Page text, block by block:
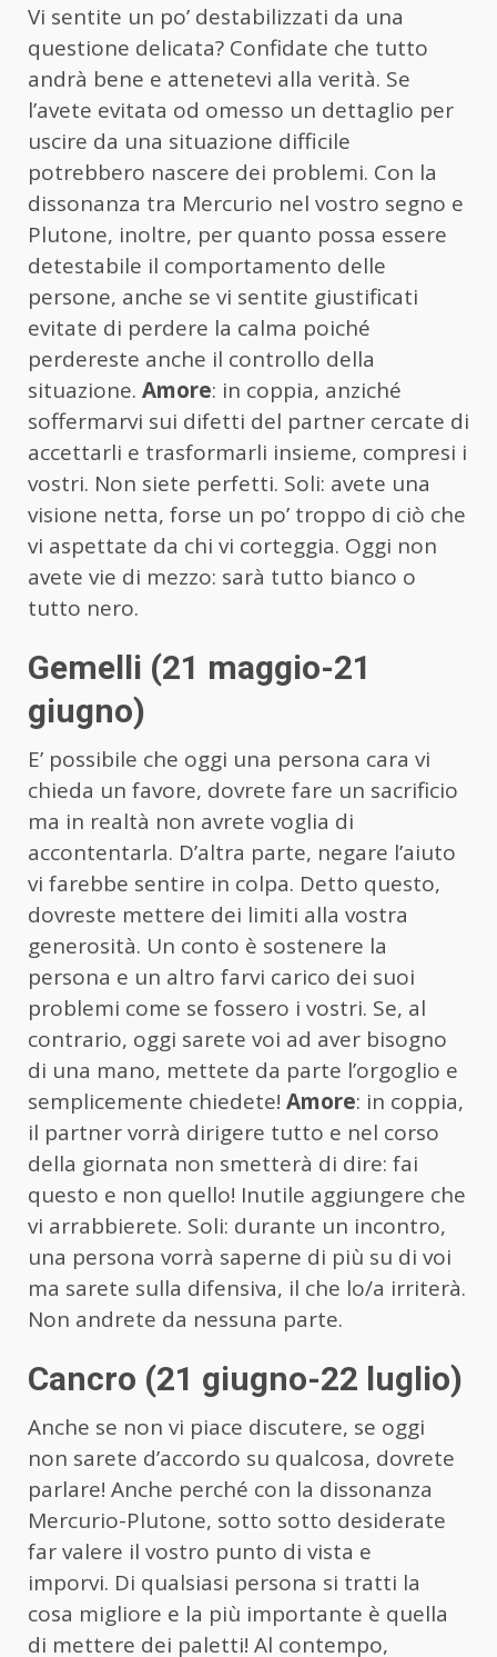
Vi sentite un po’ destabilizzati da una
questione delicata? Confidate che tutto
andrà bene e attenetevi alla verità. Se
l’avete evitata od omesso un dettaglio per
uscire da una situazione difficile
potrebbero nascere dei problemi. Con la
dissonanza tra Mercurio nel vostro segno e
Plutone, inoltre, per quanto possa essere
detestabile il comportamento delle
persone, anche se vi sentite giustificati
evitate di perdere la calma poiché
perdereste anche il controllo della
situazione. Amore: in coppia, anziché
soffermarvi sui difetti del partner cercate di
accettarli e trasformarli insieme, compresi i
vostri. Non siete perfetti. Soli: avete una
visione netta, forse un po’ troppo di ciò che
vi aspettate da chi vi corteggia. Oggi non
avete vie di mezzo: sarà tutto bianco o
tutto nero.
Gemelli (21 maggio-21
giugno)
E’ possibile che oggi una persona cara vi
chieda un favore, dovrete fare un sacrificio
ma in realtà non avrete voglia di
accontentarla. D’altra parte, negare l’aiuto
vi farebbe sentire in colpa. Detto questo,
dovreste mettere dei limiti alla vostra
generosità. Un conto è sostenere la
persona e un altro farvi carico dei suoi
problemi come se fossero i vostri. Se, al
contrario, oggi sarete voi ad aver bisogno
di una mano, mettete da parte l’orgoglio e
semplicemente chiedete! Amore: in coppia,
il partner vorrà dirigere tutto e nel corso
della giornata non smetterà di dire: fai
questo e non quello! Inutile aggiungere che
vi arrabbierete. Soli: durante un incontro,
una persona vorrà saperne di più su di voi
ma sarete sulla difensiva, il che lo/a irriterà.
Non andrete da nessuna parte.
Cancro (21 giugno-22 luglio)
Anche se non vi piace discutere, se oggi
non sarete d’accordo su qualcosa, dovrete
parlare! Anche perché con la dissonanza
Mercurio-Plutone, sotto sotto desiderate
far valere il vostro punto di vista e
imporvi. Di qualsiasi persona si tratti la
cosa migliore e la più importante è quella
di mettere dei paletti! Al contempo,